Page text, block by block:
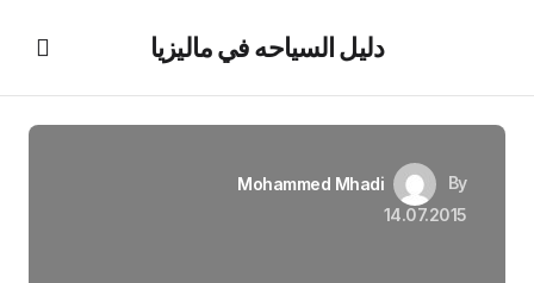
دليل السياحه في ماليزيا
By
Mohammed Mhadi
14.07.2015